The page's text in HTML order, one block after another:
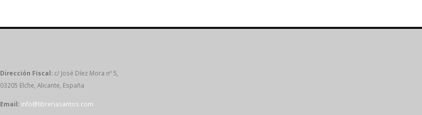
Dirección Fiscal: c/ José Díez Mora nº 5,
03205 Elche, Alicante, España
Email: info@libreriasantos.com